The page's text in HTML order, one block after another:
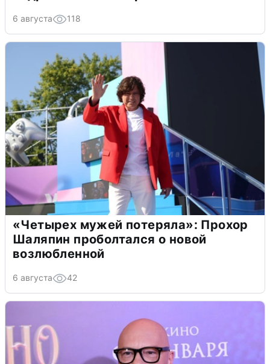
6 августа 118
«Четырех мужей потеряла»: Прохор
Шаляпин проболтался о новой
возлюбленной
6 августа 42